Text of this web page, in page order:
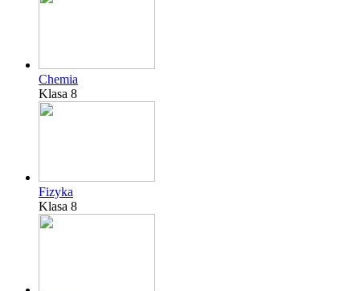
Chemia
Klasa 8
Fizyka
Klasa 8